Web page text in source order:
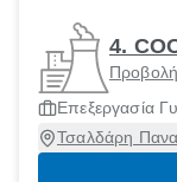
4.
Προβολή
Επεξεργασία
Τσαλδάρη